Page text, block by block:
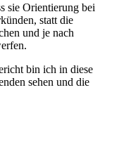
sie Orientierung bei
statt die
und je nach
bin ich in diese
sehen und die